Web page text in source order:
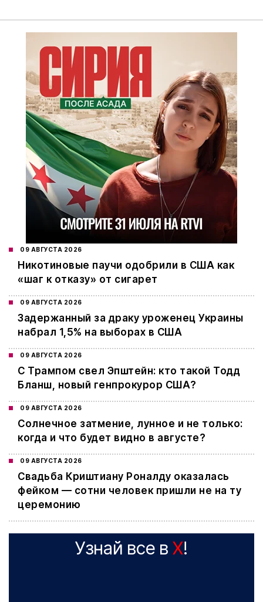
09 АВГУСТА 2026
Никотиновые паучи одобрили в США как
«шаг к отказу» от сигарет
09 АВГУСТА 2026
Задержанный за драку уроженец Украины
набрал 1,5% на выборах в США
09 АВГУСТА 2026
С Трампом свел Эпштейн: кто такой Тодд
Бланш, новый генпрокурор США?
09 АВГУСТА 2026
Cолнечное затмение, лунное и не только:
когда и что будет видно в августе?
09 АВГУСТА 2026
Свадьба Криштиану Роналду оказалась
фейком — сотни человек пришли не на ту
церемонию
Узнай все в X!